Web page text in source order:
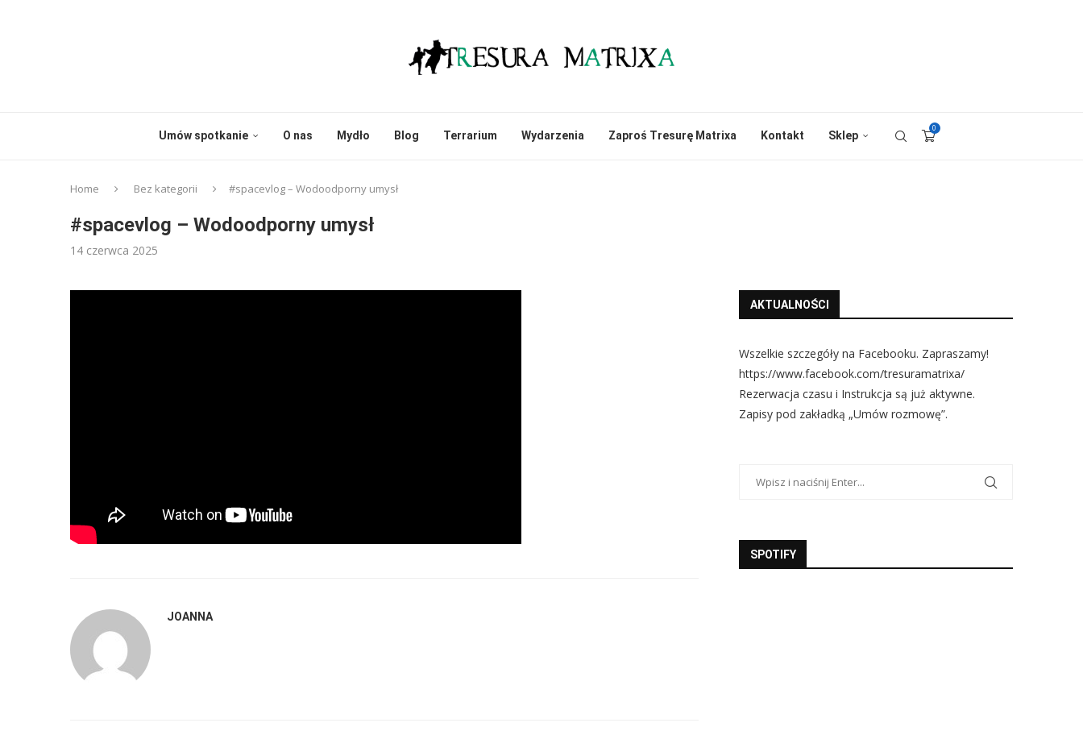
Umów spotkanie O nas Mydło Blog Terrarium Wydarzenia Zaproś Tresurę Matrixa Kontakt Sklep
0
Home Bez kategorii #spacevlog – Wodoodporny umysł
#spacevlog – Wodoodporny umysł
14 czerwca 2025
JOANNA
AKTUALNOŚCI
Wszelkie szczegóły na Facebooku. Zapraszamy!
https://www.facebook.com/tresuramatrixa/
Rezerwacja czasu i Instrukcja są już aktywne.
Zapisy pod zakładką „Umów rozmowę”.
SPOTIFY